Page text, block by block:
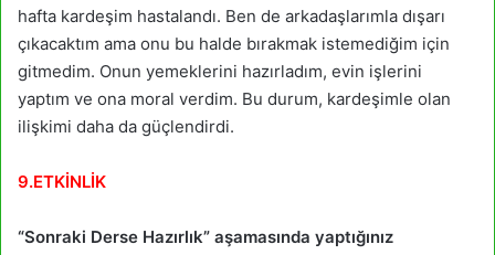
hafta kardeşim hastalandı. Ben de arkadaşlarımla dışarı
çıkacaktım ama onu bu halde bırakmak istemediğim için
gitmedim. Onun yemeklerini hazırladım, evin işlerini
yaptım ve ona moral verdim. Bu durum, kardeşimle olan
ilişkimi daha da güçlendirdi.
9.ETKİNLİK
“Sonraki Derse Hazırlık” aşamasında yaptığınız